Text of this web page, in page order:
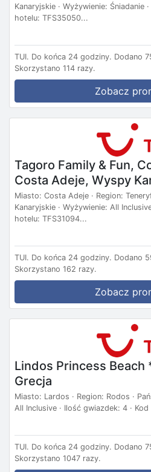
Kanaryjskie · Wyżywienie: Śniadanie
hotelu: TFS35050...
TUI. Do końca 24 godziny. Dodano
Skorzystano 114 razy.
Zobacz
Tagoro Family & Fun,
Costa Adeje, Wyspy
Miasto: Costa Adeje · Region:
Kanaryjskie · Wyżywienie: All
hotelu: TFS31094...
TUI. Do końca 24 godziny. Dodano
Skorzystano 162 razy.
Zobacz
Lindos Princess
Grecja
Miasto: Lardos · Region: Rodos ·
All Inclusive · Ilość gwiazdek: 4 ·
TUI. Do końca 24 godziny. Dodano
Skorzystano 1047 razy.